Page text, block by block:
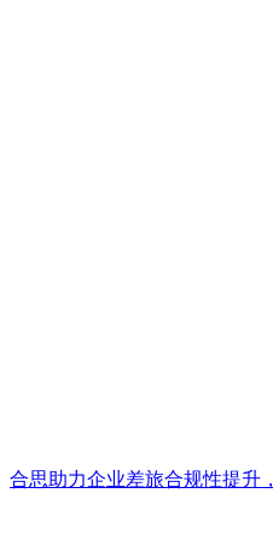
合思助力企业差旅合规性提升